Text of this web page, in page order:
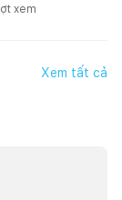
xem
Xem tất cả